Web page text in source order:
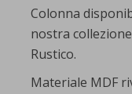
Colonna
nostra
Rustico.
Materiale MDF